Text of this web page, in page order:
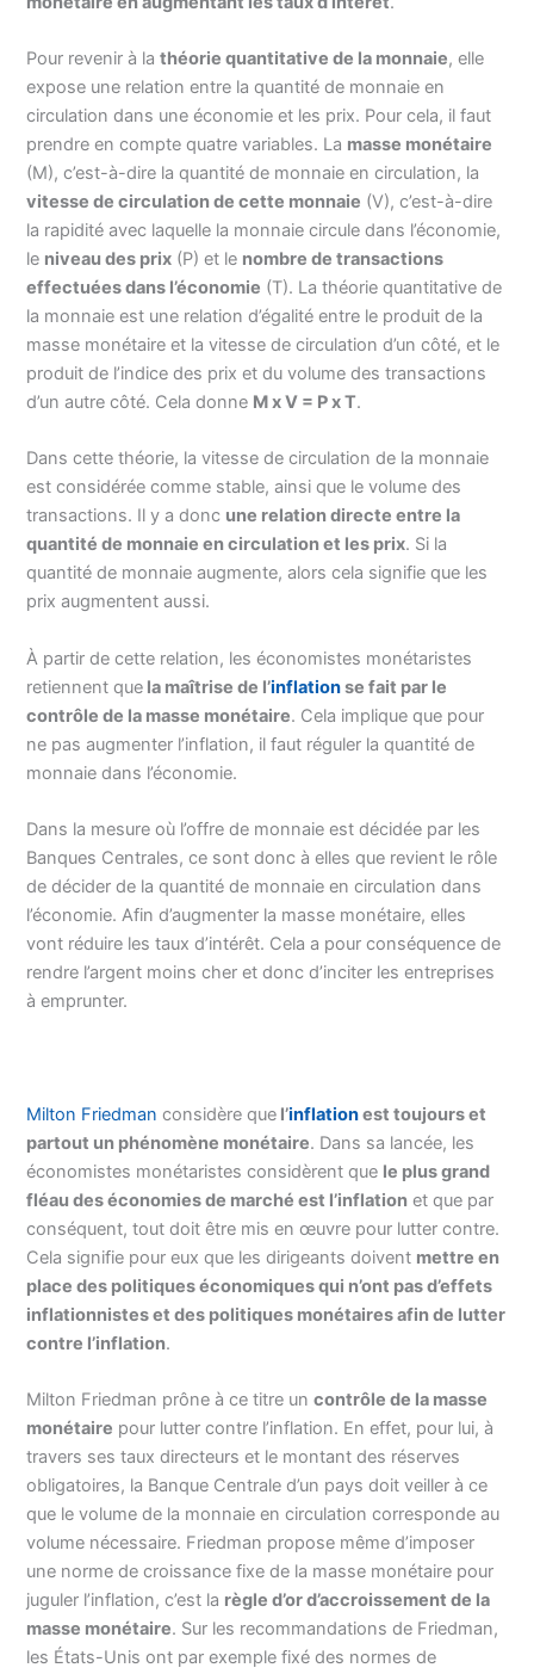
Pour revenir à lathéorie quantitative de la monnaie, elle
expose une relation entre la quantité de monnaie en
circulation dans une économie et les prix. Pour cela, il faut
prendre en compte quatre variables. La masse monétaire
(M), c’est-à-dire la quantité de monnaie en circulation, la
vitesse de circulation de cette monnaie (V), c’est-à-dire
la rapidité avec laquelle la monnaie circule dans l’économie,
le niveau des prix (P) et le nombre de transactions
effectuées dans l’économie (T). La théorie quantitative de
la monnaie est une relation d’égalité entre le produit de la
masse monétaire et la vitesse de circulation d’un côté, et le
produit de l’indice des prix et du volume des transactions
d’un autre côté. Cela donne M x V = P x T.
Dans cette théorie, la vitesse de circulation de la monnaie
est considérée comme stable, ainsi que le volume des
transactions. Il y a donc une relation directe entre la
quantité de monnaie en circulation et les prix. Si la
quantité de monnaie augmente, alors cela signifie que les
prix augmentent aussi.
À partir de cette relation, les économistes monétaristes
retiennent que la maîtrise de l’inflationse fait par le
contrôle de la masse monétaire. Cela implique que pour
ne pas augmenter l’inflation, il faut réguler la quantité de
monnaie dans l’économie.
Dans la mesure où l’offre de monnaie est décidée par les
Banques Centrales, ce sont donc à elles que revient le rôle
de décider de la quantité de monnaie en circulation dans
l’économie. Afin d’augmenter la masse monétaire, elles
vont réduire les taux d’intérêt. Cela a pour conséquence de
rendre l’argent moins cher et donc d’inciter les entreprises
à emprunter.
Milton Friedman considère que l’inflationest toujours et
partout un phénomène monétaire. Dans sa lancée, les
économistes monétaristes considèrent que le plus grand
fléau des économies de marché est l’inflation et que par
conséquent, tout doit être mis en œuvre pour lutter contre.
Cela signifie pour eux que les dirigeants doivent mettre en
place des politiques économiques qui n’ont pas d’effets
inflationnistes et des politiques monétaires afin de lutter
contre l’inflation.
Milton Friedman prône à ce titre uncontrôle de la masse
monétaire pour lutter contre l’inflation. En effet, pour lui, à
travers ses taux directeurs et le montant des réserves
obligatoires, la Banque Centrale d’un pays doit veiller à ce
que le volume de la monnaie en circulation corresponde au
volume nécessaire. Friedman propose même d’imposer
une norme de croissance fixe de la masse monétaire pour
juguler l’inflation, c’est la règle d’or d’accroissement de la
masse monétaire. Sur les recommandations de Friedman,
les États-Unis ont par exemple fixé des normes de